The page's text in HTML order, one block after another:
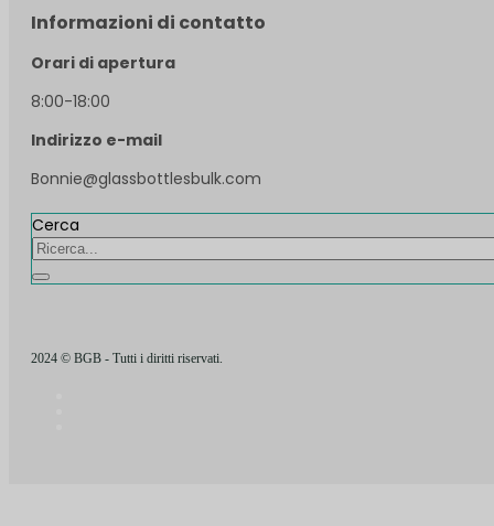
Informazioni di contatto
Orari di apertura
8:00-18:00
Indirizzo e-mail
Bonnie@glassbottlesbulk.com
Cerca
2024 © BGB - Tutti i diritti riservati.